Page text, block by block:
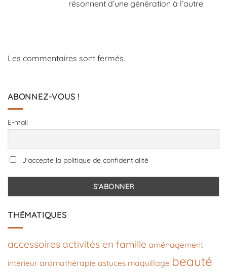
résonnent d’une génération à l’autre.
Les commentaires sont fermés.
ABONNEZ-VOUS !
E-mail
J'accepte la politique de confidentialité
THÉMATIQUES
accessoires activités en famille aménagement
intérieur aromathérapie astuces maquillage beauté